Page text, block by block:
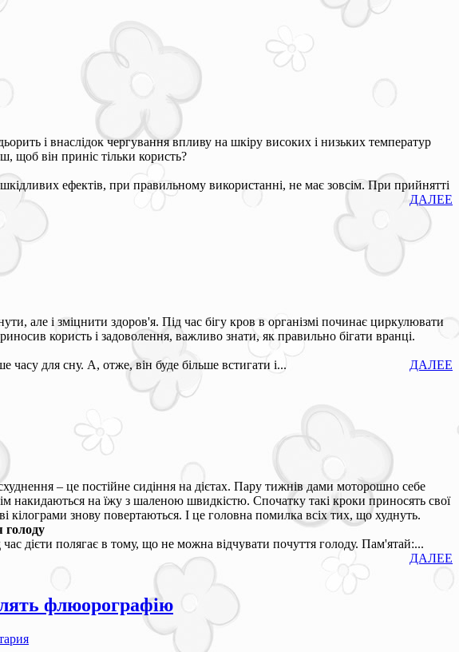
і внаслідок чергування впливу на шкіру високих і низьких температур
щоб він приніс тільки користь?
ефектів, при правильному використанні, не має зовсім. При прийнятті
ДАЛЕЕ
але і зміцнити здоров'я. Під час бігу кров в організмі починає циркулювати
користь і задоволення, важливо знати, як правильно бігати вранці.
для сну. А, отже, він буде більше встигати і...
ДАЛЕЕ
– це постійне сидіння на дієтах. Пару тижнів дами моторошно себе
накидаються на їжу з шаленою швидкістю. Спочатку такі кроки приносять свої
кілограми знову повертаються. І це головна помилка всіх тих, що худнуть.
голоду
дієти полягає в тому, що не можна відчувати почуття голоду. Пам'ятай:...
ДАЛЕЕ
флюорографію